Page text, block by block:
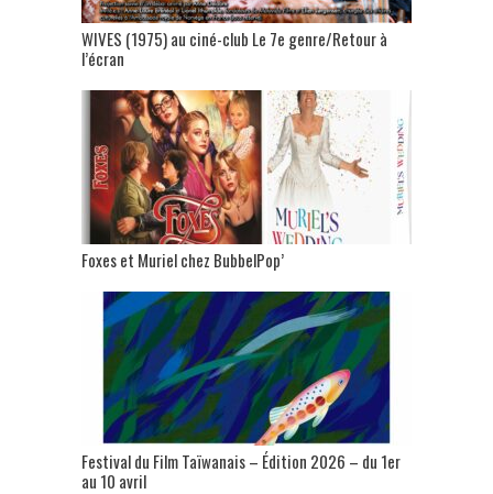
WIVES (1975) au ciné-club Le 7e genre/Retour à
l’écran
Foxes et Muriel chez BubbelPop’
Festival du Film Taïwanais – Édition 2026 – du 1er
au 10 avril